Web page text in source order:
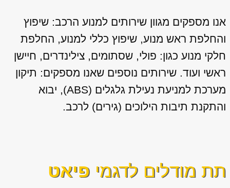
אנו מספקים מגוון שירותים למנוע הרכב: שיפוץ
והחלפת ראש מנוע, שיפוץ כללי למנוע, החלפת
חלקי מנוע כגון: פולי, שסתומים, צילינדרים, חיישן
ראשי ועוד. שירותים נוספים שאנו מספקים: תיקון
מערכת למניעת נעילת גלגלים (ABS), יבוא
והתקנת תיבות הילוכים (גירים) לרכב.
תת מודלים לדגמי פיאט